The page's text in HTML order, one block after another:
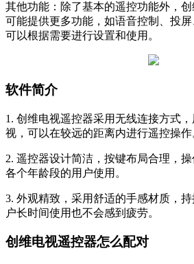
其他功能：除了基本的遥控功能外，
可能提供更多功能，如语音控制、投
可以根据需要进行设置和使用。
软件简介
1. 创维电视遥控器采用无线连接方式
视，可以在较远的距离内进行遥控操作
2. 遥控器设计简洁，按键布局合理，
各个年龄段的用户使用。
3. 外观精致，采用舒适的手感材质，
户长时间使用也不会感到疲劳。
创维电视遥控器怎么配对